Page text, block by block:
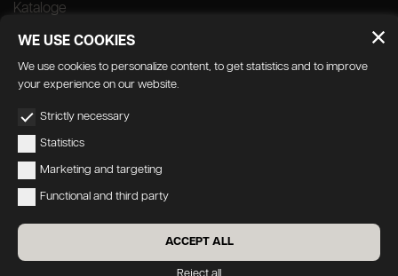
Kataloge
Barrierefreiheit
Credits:Oecus&W3design
WE USE COOKIES
We use cookies to personalize content, to get statistics and to improve
your experience on our website.
Strictly necessary
Statistics
Marketing and targeting
Functional and third party
ACCEPT ALL